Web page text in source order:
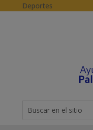
Skip to content
Deportes
for...